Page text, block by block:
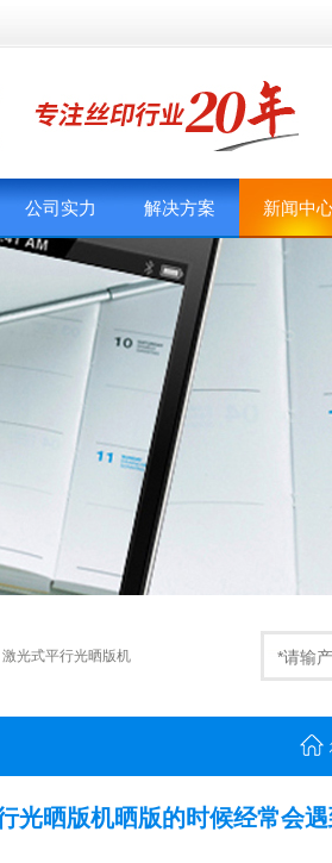
公司实力 解决方案 新闻中
激光式平行光晒版机
光晒版机晒版的时候经常会